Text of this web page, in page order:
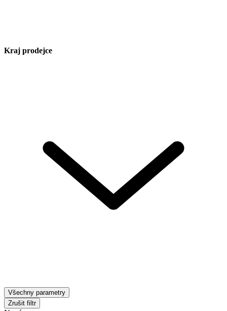
Kraj prodejce
Všechny parametry
Zrušit filtr